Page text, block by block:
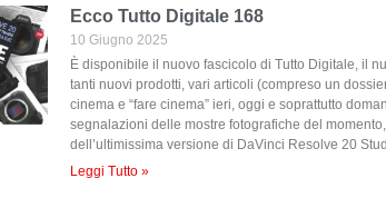
Ecco Tutto Digitale 168
10 Giugno 2025
È disponibile il nuovo fascicolo di Tutto Digitale, il
tanti nuovi prodotti, vari articoli (compreso un
cinema e “fare cinema” ieri, oggi e soprattutto
segnalazioni delle mostre fotografiche del
dell’ultimissima versione di DaVinci Resolve 20
Leggi Tutto »